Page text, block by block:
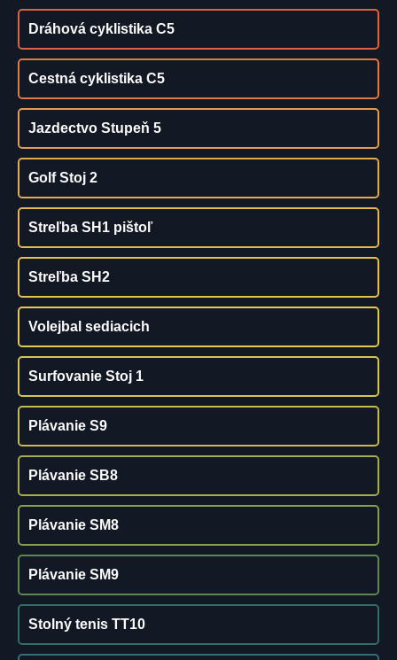
Dráhová cyklistika C5
Cestná cyklistika C5
Jazdectvo Stupeň 5
Golf Stoj 2
Streľba SH1 pištoľ
Streľba SH2
Volejbal sediacich
Surfovanie Stoj 1
Plávanie S9
Plávanie SB8
Plávanie SM8
Plávanie SM9
Stolný tenis TT10